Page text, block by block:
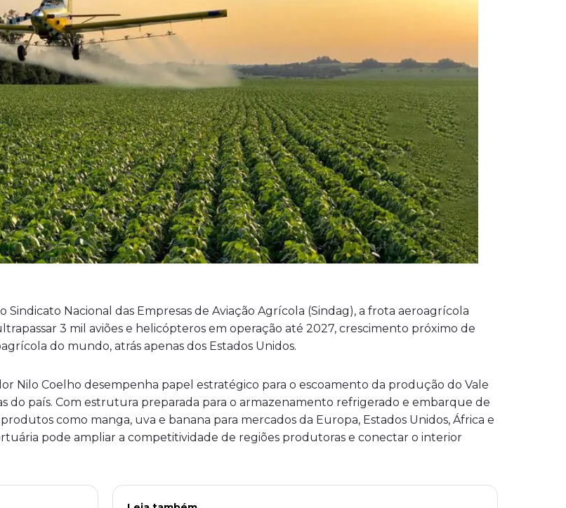
Nacional das Empresas de Aviação Agrícola (Sindag), a frota aeroagrícola
3 mil aviões e helicópteros em operação até 2027, crescimento próximo de
do mundo, atrás apenas dos Estados Unidos.
Nilo Coelho desempenha papel estratégico para o escoamento da produção do Vale
do país. Com estrutura preparada para o armazenamento refrigerado e embarque de
como manga, uva e banana para mercados da Europa, Estados Unidos, África e
pode ampliar a competitividade de regiões produtoras e conectar o interior